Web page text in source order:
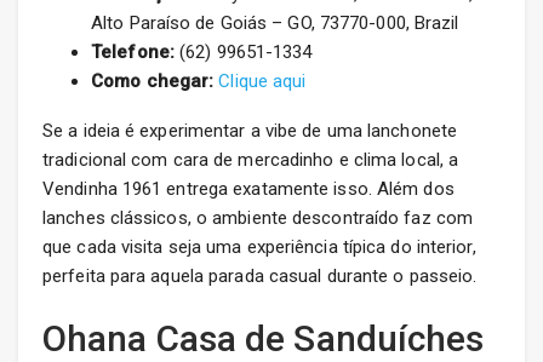
Alto Paraíso de Goiás – GO, 73770-000, Brazil
Telefone:(62) 99651-1334
Como chegar: Clique aqui
Se a ideia é experimentar a vibe de uma lanchonete
tradicional com cara de mercadinho e clima local, a
Vendinha 1961 entrega exatamente isso. Além dos
lanches clássicos, o ambiente descontraído faz com
que cada visita seja uma experiência típica do interior,
perfeita para aquela parada casual durante o passeio.
Ohana Casa de Sanduíches